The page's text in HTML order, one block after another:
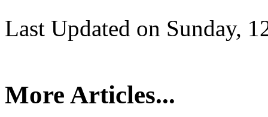
Last Updated on Sunday,
More Articles...